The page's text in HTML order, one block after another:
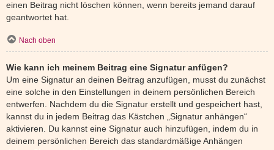
einen Beitrag nicht löschen können, wenn bereits jemand darauf
geantwortet hat.
Nach oben
Wie kann ich meinem Beitrag eine Signatur anfügen?
Um eine Signatur an deinen Beitrag anzufügen, musst du zunächst
eine solche in den Einstellungen in deinem persönlichen Bereich
entwerfen. Nachdem du die Signatur erstellt und gespeichert hast,
kannst du in jedem Beitrag das Kästchen „Signatur anhängen“
aktivieren. Du kannst eine Signatur auch hinzufügen, indem du in
deinem persönlichen Bereich das standardmäßige Anhängen